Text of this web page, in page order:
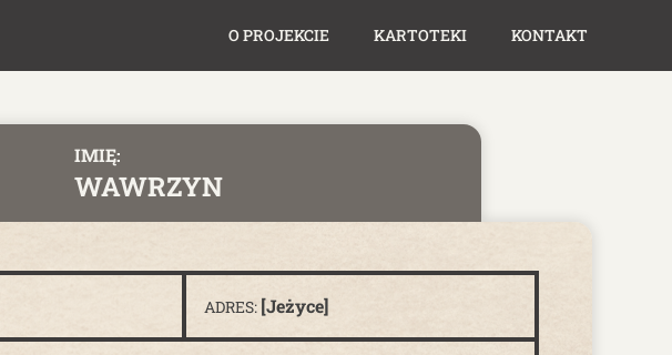
O PROJEKCIE KARTOTEKI KONTAKT
IMIĘ:
WAWRZYN
ADRES: [Jeżyce]